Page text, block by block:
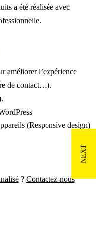
a été réalisée avec
améliorer l’expérience
de contact…).
(Responsive design)
? Contactez-nous